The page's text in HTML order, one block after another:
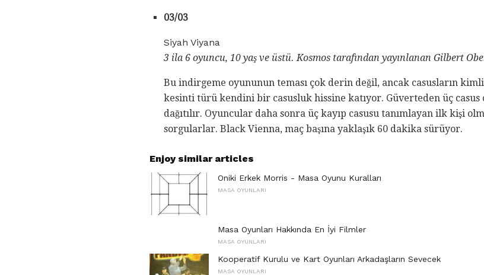
03/03
Siyah Viyana
3 ila 6 oyuncu, 10 yaş ve üstü. Kosmos tarafından yayınlanan Gilbert
Bu indirgeme oyununun teması çok derin değil, ancak casusların
kesinti türü kendini bir casusluk hissine katıyor. Güverteden üç casus
dağıtılır. Oyuncular daha sonra üç kayıp casusu tanımlayan ilk kişi
sorgularlar. Black Vienna, maç başına yaklaşık 60 dakika sürüyor.
Enjoy similar articles
Oniki Erkek Morris - Masa Oyunu Kuralları
MASA OYUNLARI
Masa Oyunları Hakkında En İyi Filmler
MASA OYUNLARI
Kooperatif Kurulu ve Kart Oyunları Arkadaşların Sevecek
MASA OYUNLARI